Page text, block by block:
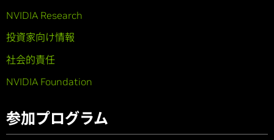
NVIDIA Research
投資家向け情報
社会的責任
NVIDIA Foundation
参加プログラム